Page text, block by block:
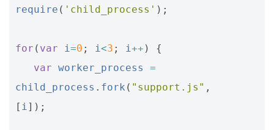
require ( 'child_process' );
for ( var i=0 ; i<3 ; i++ )
{
var worker_process
=
child_process . fork ( "support.js" ,
[ i]);